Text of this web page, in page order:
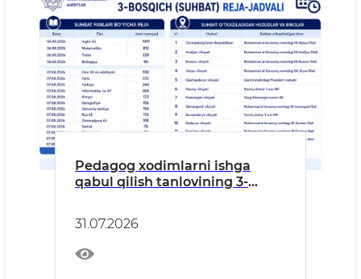
Pedagog xodimlarni ishga
qabul qilish tanlovining 3-
31.07.2026